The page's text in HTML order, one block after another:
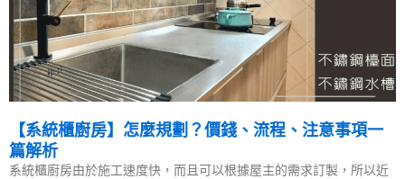
【系統櫃廚房】怎麼規劃？價錢、流程、注意事項一
篇解析
系統櫃廚房由於施工速度快，而且可以根據屋主的需求訂製，所以近